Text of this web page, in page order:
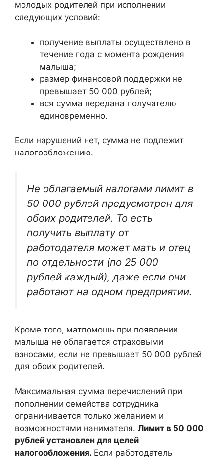
молодых родителей при исполнении
следующих условий:
получение выплаты осуществлено в
течение года с момента рождения
малыша;
размер финансовой поддержки не
превышает 50 000 рублей;
вся сумма передана получателю
единовременно.
Если нарушений нет, сумма не подлежит
налогообложению.
Не облагаемый налогами лимит в
50 000 рублей предусмотрен для
обоих родителей. То есть
получить выплату от
работодателя может мать и отец
по отдельности (по 25 000
рублей каждый), даже если они
работают на одном предприятии.
Кроме того, матпомощь при появлении
малыша не облагается страховыми
взносами, если не превышает 50 000 рублей
для обоих родителей.
Максимальная сумма перечислений при
пополнении семейства сотрудника
ограничивается только желанием и
возможностями нанимателя. Лимит в 50 000
рублей установлен для целей
налогообложения. Если работодатель